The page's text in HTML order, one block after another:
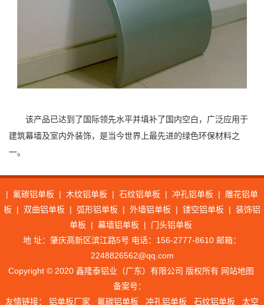
该产品已达到了国际领先水平并填补了国内空白，广泛应用于
建筑幕墙及室内外装饰，是当今世界上最先进的绿色环保材料之
一。
| 氟碳铝单板 | 木纹铝单板 | 石纹铝单板 | 冲孔铝单板 |
雕花铝单
板
| 双曲铝单板 | 弧形铝单板 | 外墙铝单板 | 镂空铝单板 | 装饰铝
单板
| 幕墙铝单板 |
门头铝单板
地 址：肇庆高新区滨江路5号 电话：156-2777-8610 邮箱：
2248826562@qq.com
Copyright © 2020 鑫隆泰铝业（广东）有限公司 版权所有 网站地图
备案号：
友情链接：
铝单板厂家 氟碳铝单板 冲孔铝单板 石纹铝单板 太空